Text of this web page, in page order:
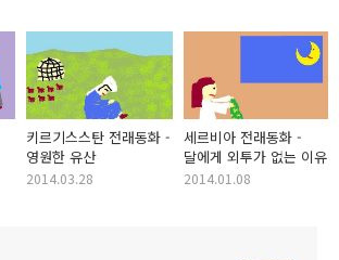
키르기스스탄 전래동화 -
영원한 유산
2014.03.28
세르비아 전래동화 -
달에게 외투가 없는 이유
2014.01.08